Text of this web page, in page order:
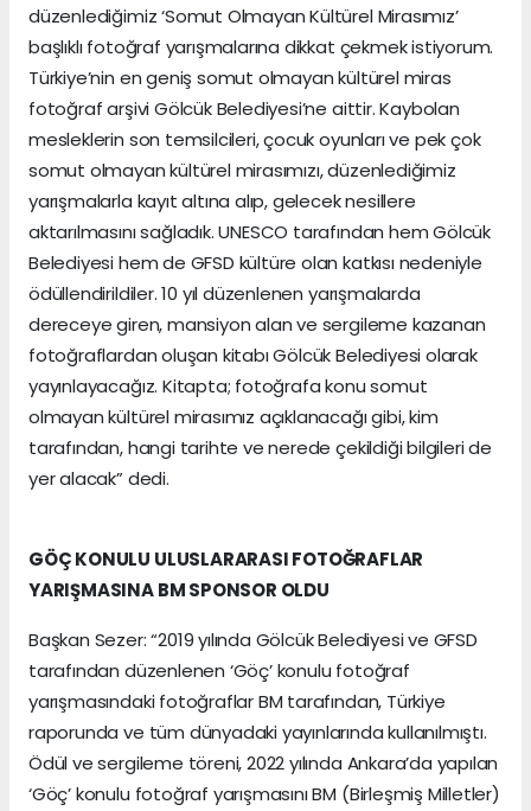
düzenlediğimiz ‘Somut Olmayan Kültürel Mirasımız’
başlıklı fotoğraf yarışmalarına dikkat çekmek istiyorum.
Türkiye’nin en geniş somut olmayan kültürel miras
fotoğraf arşivi Gölcük Belediyesi’ne aittir. Kaybolan
mesleklerin son temsilcileri, çocuk oyunları ve pek çok
somut olmayan kültürel mirasımızı, düzenlediğimiz
yarışmalarla kayıt altına alıp, gelecek nesillere
aktarılmasını sağladık. UNESCO tarafından hem Gölcük
Belediyesi hem de GFSD kültüre olan katkısı nedeniyle
ödüllendirildiler. 10 yıl düzenlenen yarışmalarda
dereceye giren, mansiyon alan ve sergileme kazanan
fotoğraflardan oluşan kitabı Gölcük Belediyesi olarak
yayınlayacağız. Kitapta; fotoğrafa konu somut
olmayan kültürel mirasımız açıklanacağı gibi, kim
tarafından, hangi tarihte ve nerede çekildiği bilgileri de
yer alacak” dedi.
GÖÇ KONULU ULUSLARARASI FOTOĞRAFLAR
YARIŞMASINA BM SPONSOR OLDU
Başkan Sezer: “2019 yılında Gölcük Belediyesi ve GFSD
tarafından düzenlenen ‘Göç’ konulu fotoğraf
yarışmasındaki fotoğraflar BM tarafından, Türkiye
raporunda ve tüm dünyadaki yayınlarında kullanılmıştı.
Ödül ve sergileme töreni, 2022 yılında Ankara’da yapılan
‘Göç’ konulu fotoğraf yarışmasını BM (Birleşmiş Milletler)